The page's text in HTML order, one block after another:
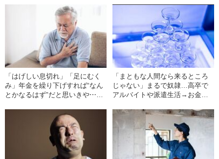
「はげしい息切れ」「足にむく
み」年金を繰り下げすれば“なん
とかなるはず”だと思いきや⋯月
「まともな人間なら来るところ
じゃない」まるで奴隷…高卒で
アルバイトや派遣生活→お金に
職した30代男性の悲哀